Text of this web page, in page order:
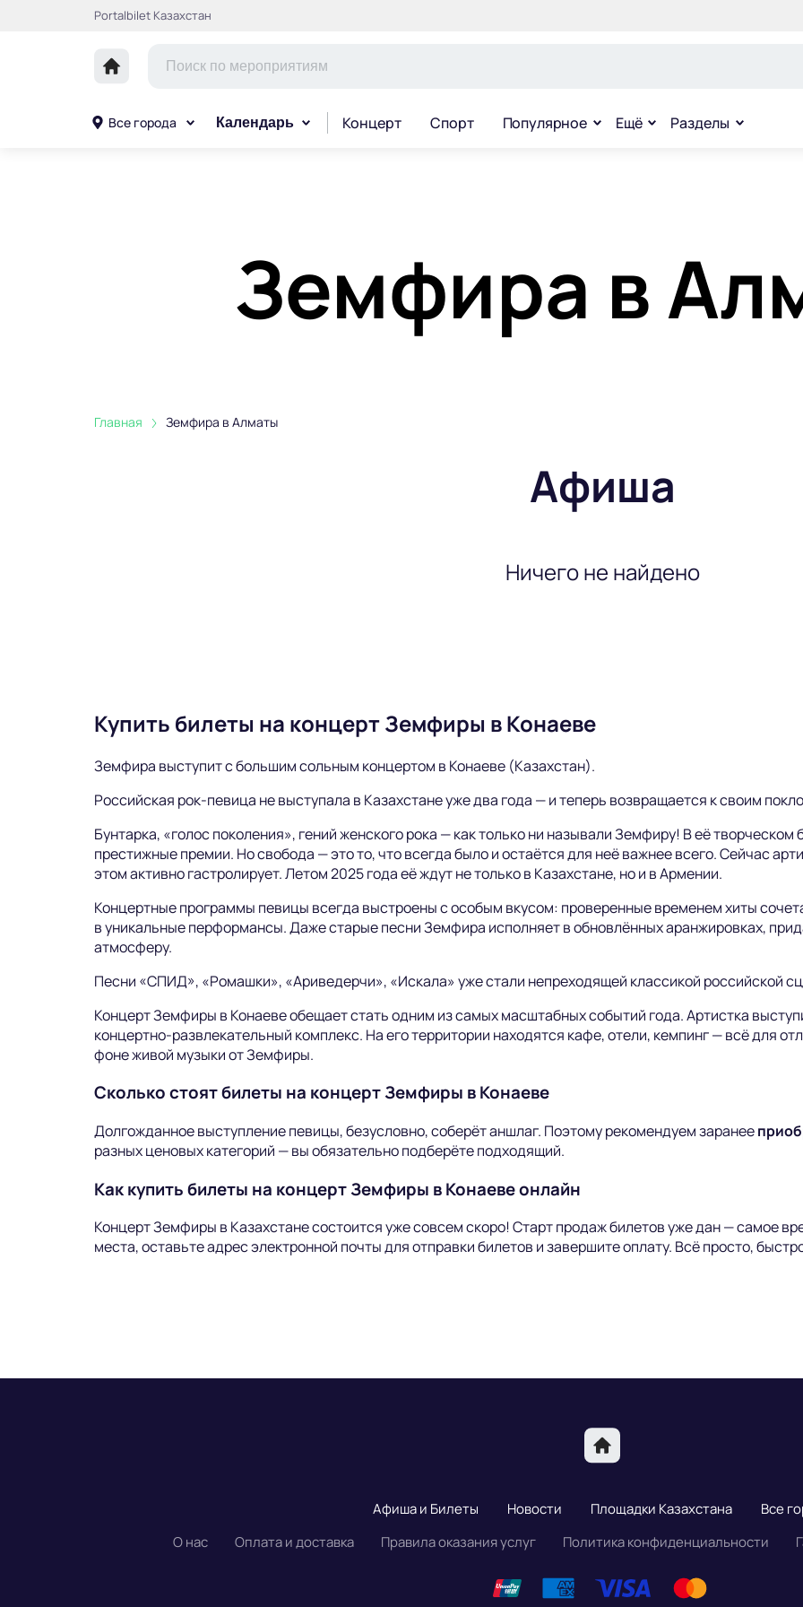
Portalbilet Казахстан
Все города Календарь Концерт Спорт Популярное Ещё Разделы
Земфира в
Главная Земфира в Алматы
Афиша
Ничего не найдено
Купить билеты на концерт Земфиры в Конаеве
Земфира выступит с большим сольным концертом в Конаеве (Казахстан).
Российская рок-певица не выступала в Казахстане уже два года — и теперь возвращается к своим
Бунтарка, «голос поколения», гений женского рока — как только ни называли Земфиру! В её
престижные премии. Но свобода — это то, что всегда было и остаётся для неё важнее всего. Сейчас
этом активно гастролирует. Летом 2025 года её ждут не только в Казахстане, но и в Армении.
Концертные программы певицы всегда выстроены с особым вкусом: проверенные временем хиты
в уникальные перформансы. Даже старые песни Земфира исполняет в обновлённых аранжировках,
атмосферу.
Песни «СПИД», «Ромашки», «Ариведерчи», «Искала» уже стали непреходящей классикой российской
Концерт Земфиры в Конаеве обещает стать одним из самых масштабных событий года. Артистка
концертно-развлекательный комплекс. На его территории находятся кафе, отели, кемпинг — всё для
фоне живой музыки от Земфиры.
Сколько стоят билеты на концерт Земфиры в Конаеве
Долгожданное выступление певицы, безусловно, соберёт аншлаг. Поэтому рекомендуем заранее
разных ценовых категорий — вы обязательно подберёте подходящий.
Как купить билеты на концерт Земфиры в Конаеве онлайн
Концерт Земфиры в Казахстане состоится уже совсем скоро! Старт продаж билетов уже дан — самое
места, оставьте адрес электронной почты для отправки билетов и завершите оплату. Всё просто,
Афиша и Билеты Новости Площадки Казахстана
Все
О нас
Оплата и доставка Правила оказания услуг Политика конфиденциальности